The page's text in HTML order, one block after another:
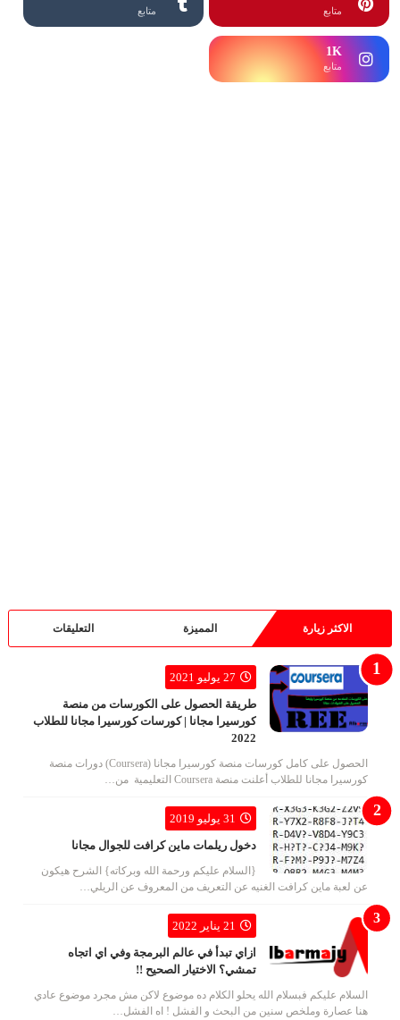
متابع متابع
1K
متابع
الاكثر زيارة المميزة التعليقات
27 يوليو 2021
طريقة الحصول على الكورسات من منصة
كورسيرا مجانا | كورسات كورسيرا مجانا للطلاب
2022
الحصول على كامل كورسات منصة كورسيرا مجانا (Coursera) دورات منصة
كورسيرا مجانا للطلاب أعلنت منصة Coursera التعليمية من…
31 يوليو 2019
دخول ريلمات ماين كرافت للجوال مجانا
{السلام عليكم ورحمة الله وبركاته} الشرح هيكون
عن لعبة ماين كرافت الغنيه عن التعريف من المعروف عن الريلي…
21 يناير 2022
ازاي تبدأ في عالم البرمجة وفي اي اتجاه
تمشي؟ الاختيار الصحيح !!
السلام عليكم فبسلام الله يحلو الكلام ده موضوع لاكن مش مجرد موضوع عادي
هنا عصارة وملخص سنين من البحث و الفشل ! اه الفشل…